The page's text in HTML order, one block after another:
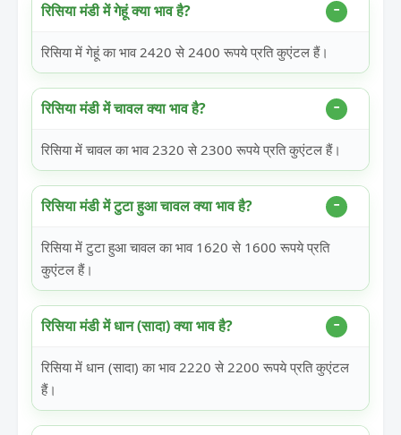
रिसिया मंडी में गेहूं क्या भाव है?
रिसिया में गेहूं का भाव 2420 से 2400 रूपये प्रति कुएंटल हैं।
रिसिया मंडी में चावल क्या भाव है?
रिसिया में चावल का भाव 2320 से 2300 रूपये प्रति कुएंटल हैं।
रिसिया मंडी में टुटा हुआ चावल क्या भाव है?
रिसिया में टुटा हुआ चावल का भाव 1620 से 1600 रूपये प्रति
कुएंटल हैं।
रिसिया मंडी में धान (सादा) क्या भाव है?
रिसिया में धान (सादा) का भाव 2220 से 2200 रूपये प्रति कुएंटल
हैं।